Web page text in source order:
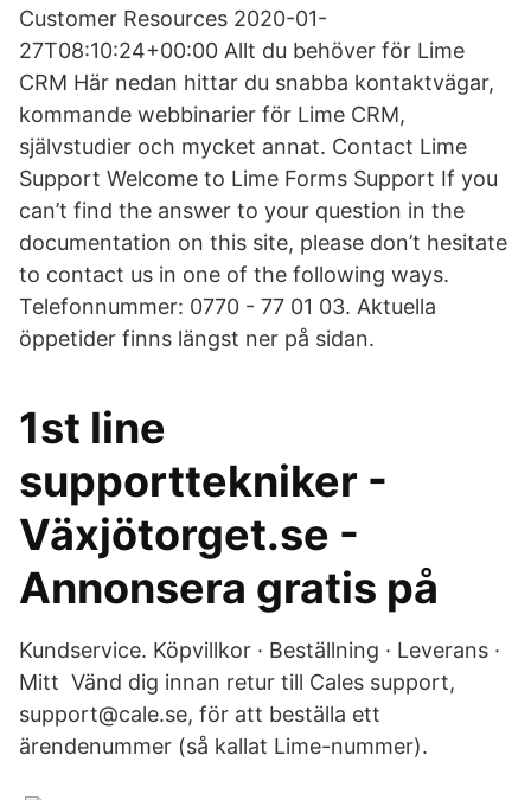
Customer Resources 2020-01-
27T08:10:24+00:00 Allt du behöver för Lime
CRM Här nedan hittar du snabba kontaktvägar,
kommande webbinarier för Lime CRM,
självstudier och mycket annat. Contact Lime
Support Welcome to Lime Forms Support If you
can’t find the answer to your question in the
documentation on this site, please don’t hesitate
to contact us in one of the following ways.
Telefonnummer: 0770 - 77 01 03. Aktuella
öppetider finns längst ner på sidan.
1st line
supporttekniker -
Växjötorget.se -
Annonsera gratis på
Kundservice. Köpvillkor · Beställning · Leverans ·
Mitt Vänd dig innan retur till Cales support,
support@cale.se, för att beställa ett
ärendenummer (så kallat Lime-nummer).